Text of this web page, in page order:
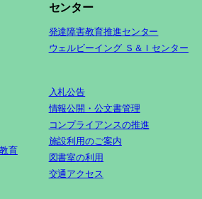
センター
発達障害教育推進センター
ウェルビーイング Ｓ＆Ｉセンター
育
入札公告
情報公開・公文書管理
コンプライアンスの推進
施設利用のご案内
図書室の利用
交通アクセス